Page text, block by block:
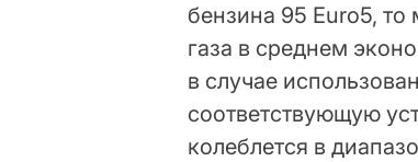
бензина 95 Euro5,
газа в среднем
в случае
соответствующую
колеблется в